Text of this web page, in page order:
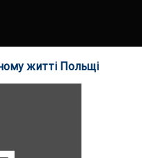
житті Польщі